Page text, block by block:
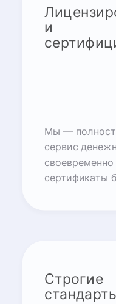
и
Мы —
сервис
сертификаты
Строгие